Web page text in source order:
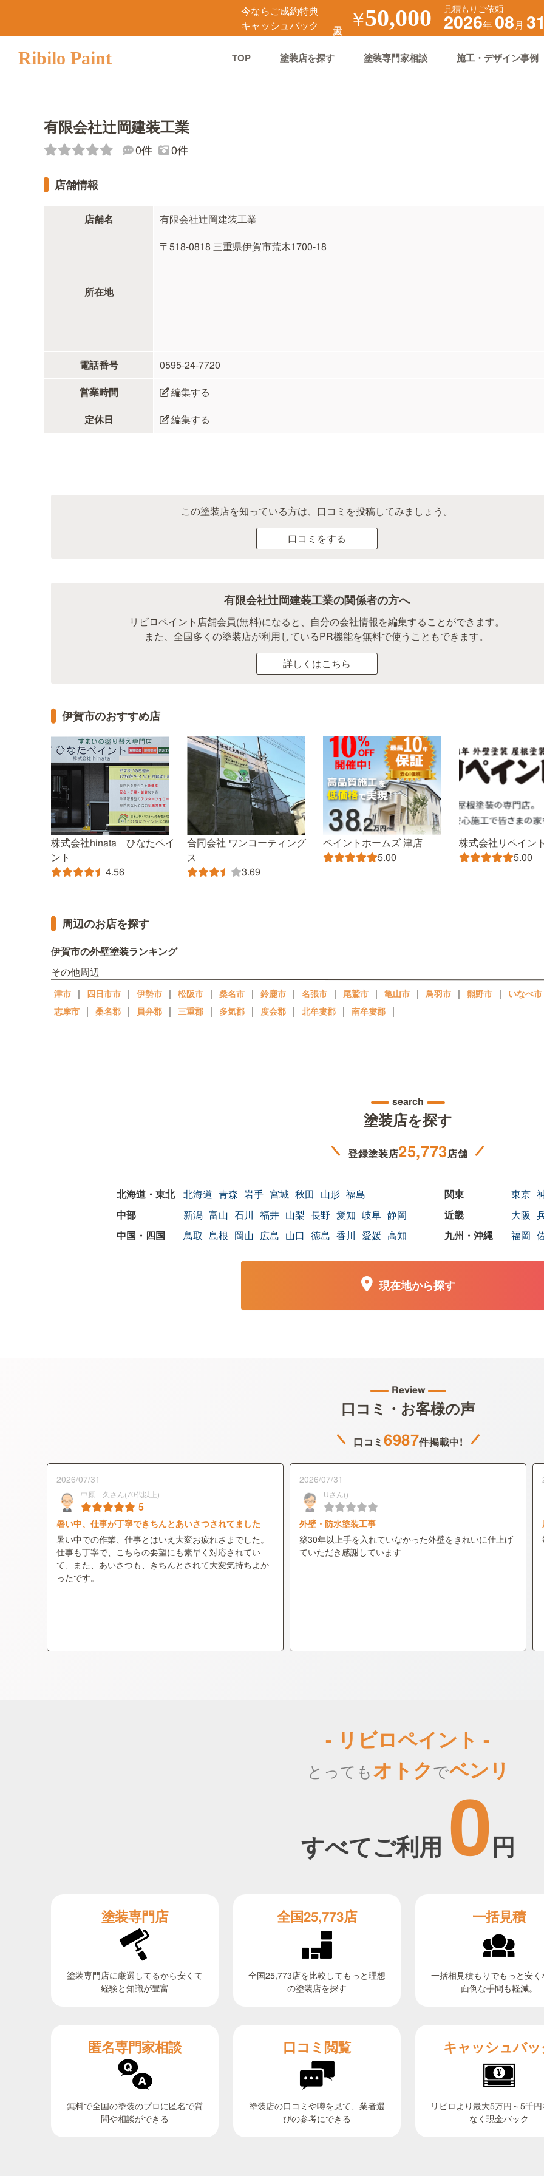
今ならご成約特典
キャッシュバック
￥50,000 見積もりご依頼
2026年08月
Ribilo Paint TOP 塗装店を探す 塗装専門家相談 施工・デザイン事例
有限会社辻岡建装工業
0件 0件
店舗情報
店舗名 有限会社辻岡建装工業
所在地
〒518-0818 三重県伊賀市荒木1700-18
電話番号
0595-24-7720
営業時間
編集する
定休日
編集する
この塗装店を知っている方は、口コミを投稿してみましょう。
口コミをする
有限会社辻岡建装工業の関係者の方へ
リビロペイント店舗会員(無料)になると、自分の会社情報を編集することができます。
また、全国多くの塗装店が利用しているPR機能を無料で使うこともできます。
詳しくはこちら
伊賀市のおすすめ店
株式会社hinata ひなたペイ
ント
4.56
合同会社 ワンコーティング
ス
3.69
ペイントホームズ 津店
5.00
株式会社リペイン
5.00
周辺のお店を探す
伊賀市の外壁塗装ランキング
その他周辺
津市 ｜ 四日市市 ｜ 伊勢市 ｜ 松阪市 ｜ 桑名市 ｜ 鈴鹿市 ｜ 名張市 ｜ 尾鷲市 ｜ 亀山市 ｜ 鳥羽市 ｜ 熊野市 ｜
いなべ市
志摩市 ｜ 桑名郡 ｜ 員弁郡 ｜ 三重郡 ｜ 多気郡 ｜ 度会郡 ｜ 北牟婁郡 ｜ 南牟婁郡 ｜
search
塗装店を探す
登録塗装店25,773店舗
北海道 青森 岩手 宮城 秋田 山形 福島 東京
新潟 富山 石川 福井 山梨 長野 愛知 岐阜 静岡 大阪
鳥取 島根 岡山 広島 山口 徳島 香川 愛媛 高知 福岡
現在地から探す
Review
口コミ・お客様の声
口コミ 6987件掲載中!
2026/07/31
中原 久さん(70代以上)
5
暑い中、仕事が丁寧できちんとあいさつされてました
暑い中での作業、仕事とはいえ大変お疲れさまでした。
仕事も丁寧で、こちらの要望にも素早く対応されてい
て、また、あいさつも、きちんとされて大変気持ちよか
ったです。
2026/07/31
Uさん()
外壁・防水塗装工事
築30年以上手を入れていなかった外壁をきれいに仕上げ
ていただき感謝しています
- リビロペイント -
とってもオトクでベンリ
すべてご利用 0円
塗装専門店
塗装専門店に厳選してるから安くて
経験と知識が豊富
全国25,773店
全国25,773店を比較してもっと理想
の塗装店を探す
一括見積
一括相見積もりでもっと安
面倒な手間も軽減。
匿名専門家相談
無料で全国の塗装のプロに匿名で質
問や相談ができる
口コミ閲覧
塗装店の口コミや噂を見て、業者選
びの参考にできる
キャッシュバ
リビロより最大5万円～5千
なく現金バック